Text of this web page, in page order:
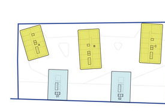
pod hády brno